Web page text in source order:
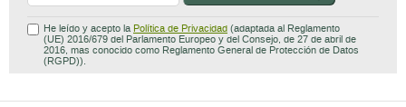
He leído y acepto la Política de Privacidad (adaptada al Reglamento
(UE) 2016/679 del Parlamento Europeo y del Consejo, de 27 de abril de
2016, mas conocido como Reglamento General de Protección de Datos
(RGPD)).